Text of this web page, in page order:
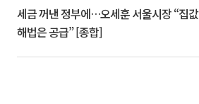
세금 꺼낸 정부에…오세훈 서울시장 “집값
해법은 공급” [종합]